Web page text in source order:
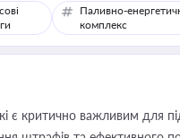
Паливно-
комплекс
є критично важливим для